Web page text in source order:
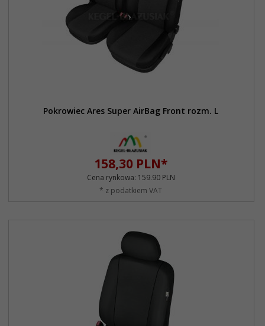
Pokrowiec Ares Super AirBag Front rozm. L
158,30 PLN*
Cena rynkowa: 159.90 PLN
* z podatkiem VAT